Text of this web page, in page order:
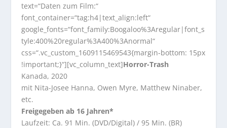
text=“Daten zum Film:“
font_container=“tag:h4|text_align:left“
google_fonts=“font_family:Boogaloo%3Aregular|font_s
tyle:400%20regular%3A400%3Anormal“
css=“.vc_custom_1609115469543{margin-bottom: 15px
!important;}“][vc_column_text]Horror-Trash
Kanada, 2020
mit Nita-Josee Hanna, Owen Myre, Matthew Ninaber,
etc.
Freigegeben ab 16 Jahren*
Laufzeit: Ca. 91 Min. (DVD/Digital) / 95 Min. (BR)